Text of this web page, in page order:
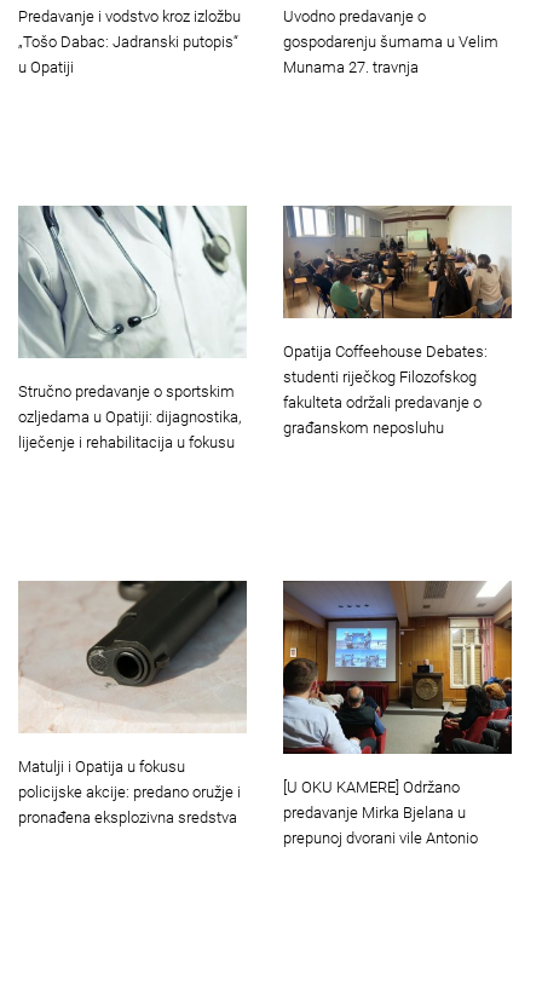
Predavanje i vodstvo kroz izložbu
„Tošo Dabac: Jadranski putopis“
u Opatiji
Uvodno predavanje o
gospodarenju šumama u Velim
Munama 27. travnja
Stručno predavanje o sportskim
ozljedama u Opatiji: dijagnostika,
liječenje i rehabilitacija u fokusu
Opatija Coffeehouse Debates:
studenti riječkog Filozofskog
fakulteta održali predavanje o
građanskom neposluhu
Matulji i Opatija u fokusu
policijske akcije: predano oružje i
pronađena eksplozivna sredstva
[U OKU KAMERE] Održano
predavanje Mirka Bjelana u
prepunoj dvorani vile Antonio